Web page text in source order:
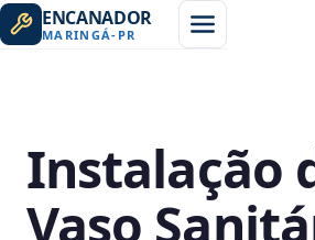
ENCANADOR
MARINGÁ- PR
Instalação
Vaso